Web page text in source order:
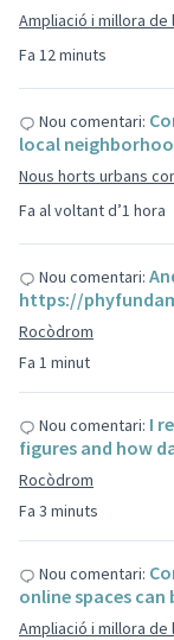
Fa 12 minuts
Ampliació i millora
Fa al voltant d’1 hora
Nou comentari:
local
Nous horts urbans
Fa 1 minut
Nou comentari:
https://
Rocòdrom
Fa 3 minuts
Nou comentari: I
figures and how
Rocòdrom
Nou comentari:
online spaces
Ampliació i millora